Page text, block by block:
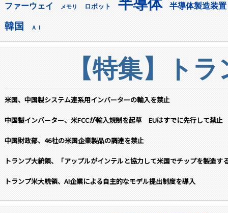
ファーウェイ メモリ ロボット 半導体 半導体製造装置
韓国 ＡＩ
【特集】ト
米国、中国製システム連系用インバーターの輸入を禁止
中国製インバーター、米FCCが輸入規制を起草 EUはすでに先行して禁止
中国財政部、46社の米国企業製品の調達を禁止
トランプ大統領、「アップルがインテルと協力して米国でチップを製造す
トランプ米大統領、AI企業による自主的なモデル提出制度を導入